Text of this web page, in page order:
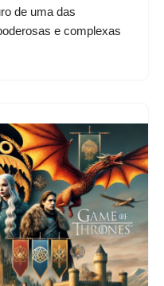
de uma das
e complexas